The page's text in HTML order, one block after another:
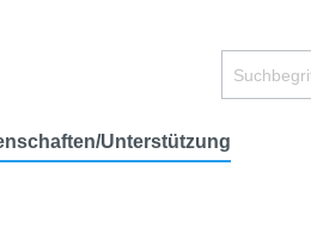
Unterstützung